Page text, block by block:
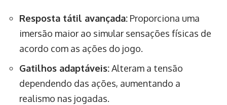
Resposta tátil avançada: Proporciona uma
imersão maior ao simular sensações físicas de
acordo com as ações do jogo.
Gatilhos adaptáveis:Alteram a tensão
dependendo das ações, aumentando a
realismo nas jogadas.